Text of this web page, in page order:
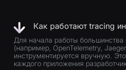
Как работают tracing
Для начала работы большинства
(например, OpenTelemetry,
инструментируется вручную.
каждого приложения